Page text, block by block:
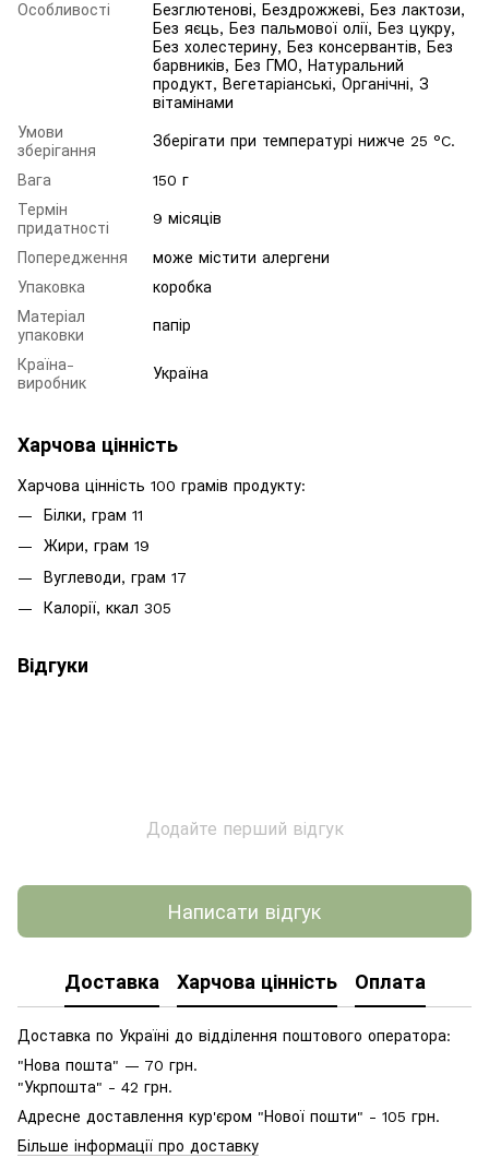
Особливості
Безглютенові, Бездрожжеві, Без лактози,
Без яєць, Без пальмової олії, Без цукру,
Без холестерину, Без консервантів, Без
барвників, Без ГМО, Натуральний
продукт, Вегетаріанські, Органічні, З
вітамінами
Умови
зберігання
Зберігати при температурі нижче 25 °C.
Вага
150 г
Термін
придатності
9 місяців
Попередження
може містити алергени
Упаковка
коробка
Матеріал
упаковки
папір
Країна-
виробник
Україна
Харчова цінність
Харчова цінність 100 грамів продукту:
Білки, грам 11
Жири, грам 19
Вуглеводи, грам 17
Калорії, ккал 305
Відгуки
Додайте перший відгук
Написати відгук
Доставка Харчова цінність Оплата
Доставка по Україні до відділення поштового оператора:
"Нова пошта" — 70 грн.
"Укрпошта" - 42 грн.
Адресне доставлення кур'єром "Нової пошти" - 105 грн.
Більше інформації про доставку